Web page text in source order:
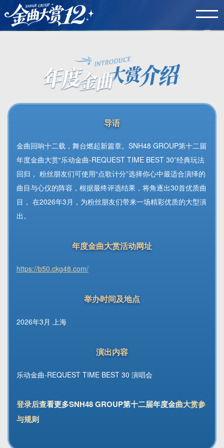
导语
金曲回响十二载，舞台燃起新篇章。SNH48 GROUP第十二届
年度金曲大赏“乐动金曲-REQUEST TIME BEST 30”经典玩法
回归， 粉丝朋友们可使用“点歌计分”选择你心中最适合演绎的
曲目与心仪的阵容，根据最终评选结果，将角逐出30首优质曲
目， 在2026年3月，为粉丝朋友们带来一场精彩优质的大型演
出。
年度金曲大赏活动网址
https://b50.ckg48.com/
举办时间及地点
2026年3月 上海
演出内容
乐动金曲-REQUEST TIME BEST 30 演唱会
登录后查看更多SNH48 GROUP第十二届年度金曲大赏参
与规则